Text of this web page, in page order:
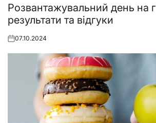
in
Розвантажувальний день на
результати та відгуки
Posted
07.10.2024